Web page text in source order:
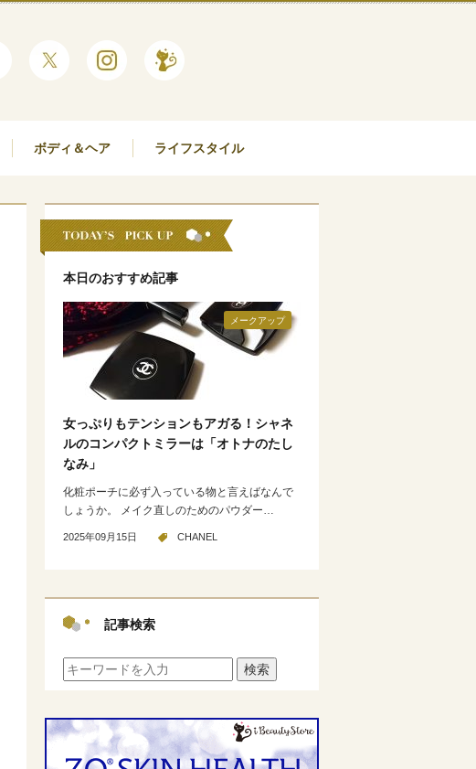
ボディ＆ヘア ライフスタイル
本日のおすすめ記事
メークアップ
女っぷりもテンションもアガる！シャネ
ルのコンパクトミラーは「オトナのたし
なみ」
化粧ポーチに必ず入っている物と言えばなんで
しょうか。 メイク直しのためのパウダー…
2025年09月15日 CHANEL
記事検索
検索